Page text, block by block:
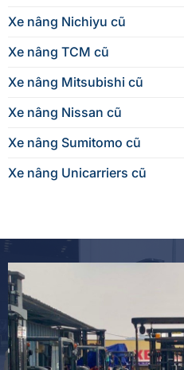
Xe nâng Nichiyu cũ
Xe nâng TCM cũ
Xe nâng Mitsubishi cũ
Xe nâng Nissan cũ
Xe nâng Sumitomo cũ
Xe nâng Unicarriers cũ